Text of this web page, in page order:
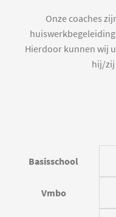
Onze coaches
Hierdoor kunnen wij
hij/zij
Basisschool
Vmbo